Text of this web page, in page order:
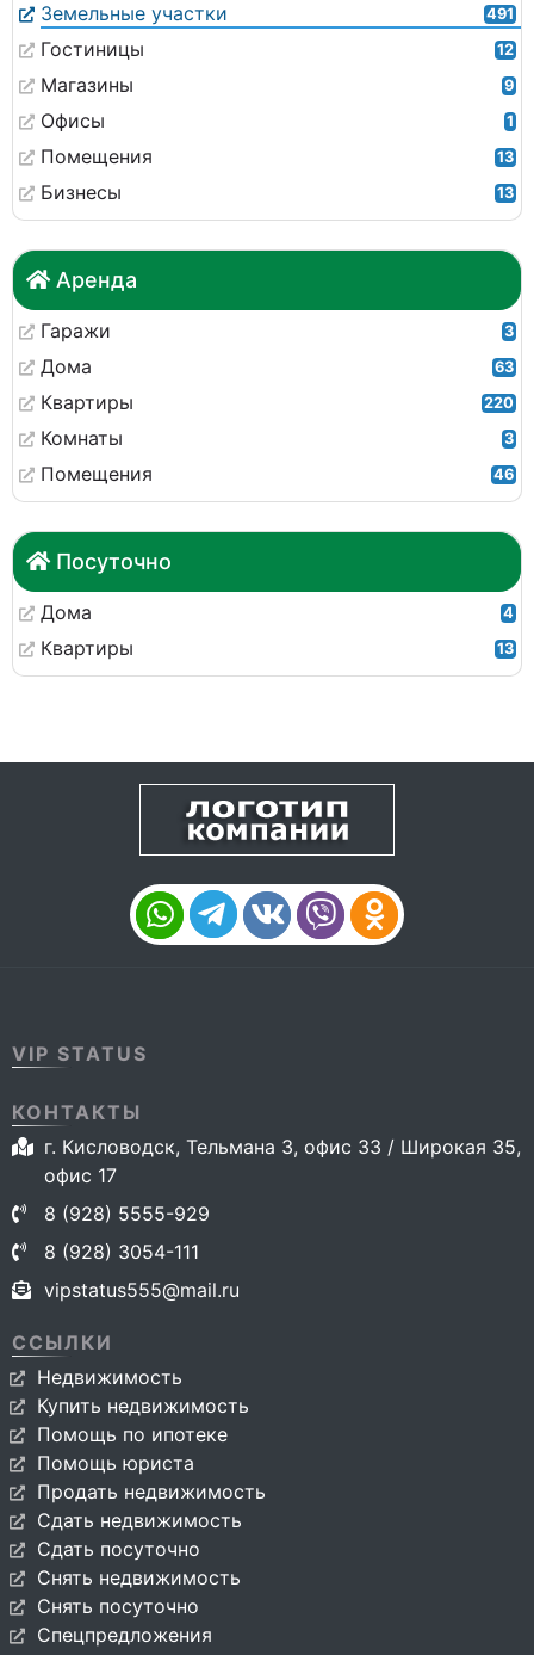
Земельные участки 491
Гостиницы 12
Магазины 9
Офисы 1
Помещения 13
Бизнесы 13
Аренда
Гаражи 3
Дома 63
Квартиры 220
Комнаты 3
Помещения 46
Посуточно
Дома 4
Квартиры 13
VIP STATUS
КОНТАКТЫ
г. Кисловодск, Тельмана 3, офис 33 / Широкая 35,
офис 17
8 (928) 5555-929
8 (928) 3054-111
vipstatus555@mail.ru
ССЫЛКИ
Недвижимость
Купить недвижимость
Помощь по ипотеке
Помощь юриста
Продать недвижимость
Сдать недвижимость
Сдать посуточно
Снять недвижимость
Снять посуточно
Спецпредложения